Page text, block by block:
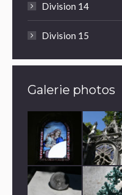
Division 14
Division 15
Galerie photos